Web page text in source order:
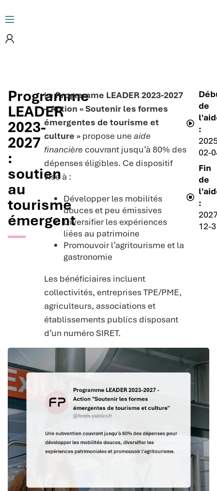
Programme
LEADER
2023-
2027
:
soutien
au
tourisme
émergent
LeProgramme LEADER 2023-2027
– Action « Soutenir les formes
émergentes de tourisme et
culture »propose une aide
financière couvrant jusqu’à 80% des
dépenses éligibles. Ce dispositif
vise à :
Développer les mobilités
douces et peu émissives
Diversifier les expériences
liées au patrimoine
Promouvoir l’agritourisme et la
gastronomie
Les bénéficiaires incluent
collectivités, entreprises TPE/PME,
agriculteurs, associations et
établissements publics disposant
d’un numéro SIRET.
de
:
02-
Fin
de
:
12-